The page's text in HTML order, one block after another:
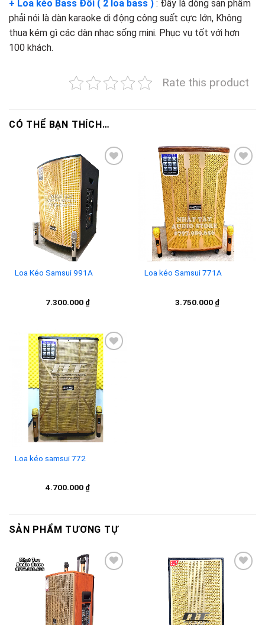
+ Loa kéo Bass Đôi ( 2 loa bass ) : Đây là dòng sản phẩm
phải nói là dàn karaoke di động công suất cực lớn, Không
thua kém gì các dàn nhạc sống mini. Phục vụ tốt với hơn
100 khách.
Rate this product
CÓ THỂ BẠN THÍCH…
Add to
wishlist
Loa Kéo Samsui 991A
7.300.000 ₫
wishlist
Loa kéo Samsui 771A
3.750.000 ₫
Add to
wishlist
Loa kéo samsui 772
4.700.000 ₫
SẢN PHẨM TƯƠNG TỰ